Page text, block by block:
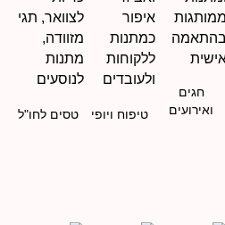
חגים
ואירועים
טיפוח ויופי טסים לחו"ל